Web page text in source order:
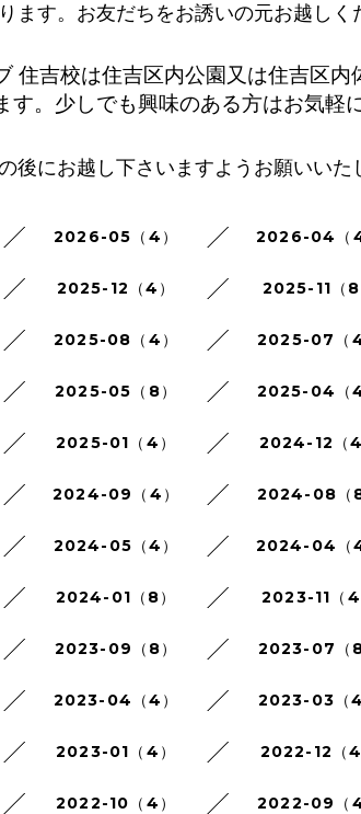
ます。お友だちをお誘いの元お越しく
住吉校は住吉区内公園又は住吉区内
す。少しでも興味のある方はお気軽
後にお越し下さいますようお願いいた
2026-05（4） 2026-04（
2025-12（4） 2025-11（
2025-08（4） 2025-07（
2025-05（8） 2025-04（
2025-01（4） 2024-12（
2024-09（4） 2024-08（
2024-05（4） 2024-04（
2024-01（8） 2023-11（
2023-09（8） 2023-07（
2023-04（4） 2023-03（
2023-01（4） 2022-12（
2022-10（4） 2022-09（